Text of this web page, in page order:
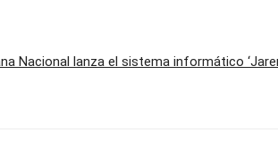
Nacional lanza el sistema informático